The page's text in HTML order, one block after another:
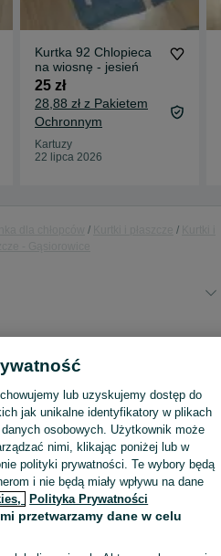
Kurtka 92 Chlopieca
na wiosnę - jesień
25 zł
28,88 zł z Pakietem
Ochronnym
Kartuzy
22 lipca 2026
OLX, aby skontaktować się z
lub uzyskujemy dostęp do
jak unikalne identyfikatory w plikach
osobowych. Użytkownik może
nimi, klikając poniżej lub w
polityki prywatności. Te wybory będą
i nie będą miały wpływu na dane
Polityka Prywatności
przetwarzamy dane w celu